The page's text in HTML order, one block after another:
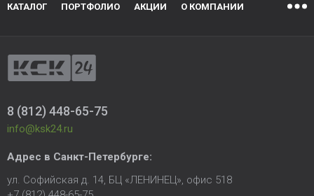
КАТАЛОГ ПОРТФОЛИО АКЦИИ О КОМПАНИИ
8 (812) 448-65-75
info@ksk24.ru
Адрес в Санкт-Петербурге:
ул. Софийская д. 14, БЦ «ЛЕНИНЕЦ», офис 518